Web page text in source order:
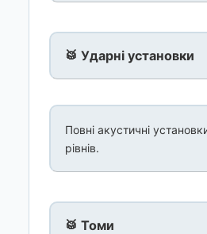
🥁 Ударні установки
Повні акустичні
рівнів.
🥁 Томи